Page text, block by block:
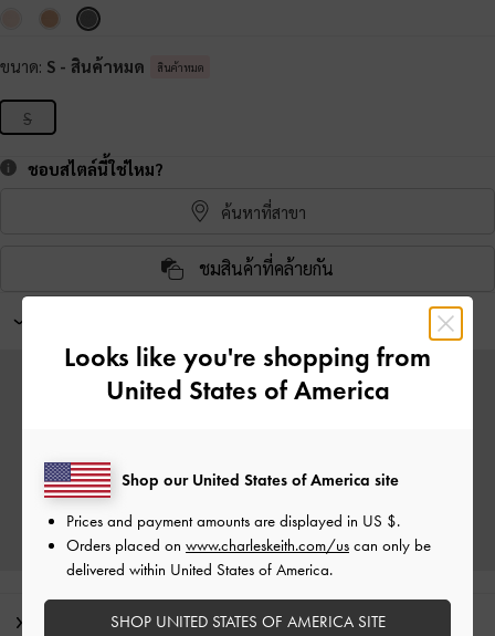
ขนาด: S - สินค้าหมด สินค้าหมด
S
ชอบสไตล์นี้ใช่ไหม?
ค้นหาที่สาขา
ชมสินค้าที่คล้ายกัน
บันทึกจากบรรณาธิการ
Looks like you're shopping from
United States of America
Shop our United States of America site
Prices and payment amounts are displayed in US $.
Orders placed on www.charleskeith.com/us can only be
delivered within United States of America.
SHOP UNITED STATES OF AMERICA SITE